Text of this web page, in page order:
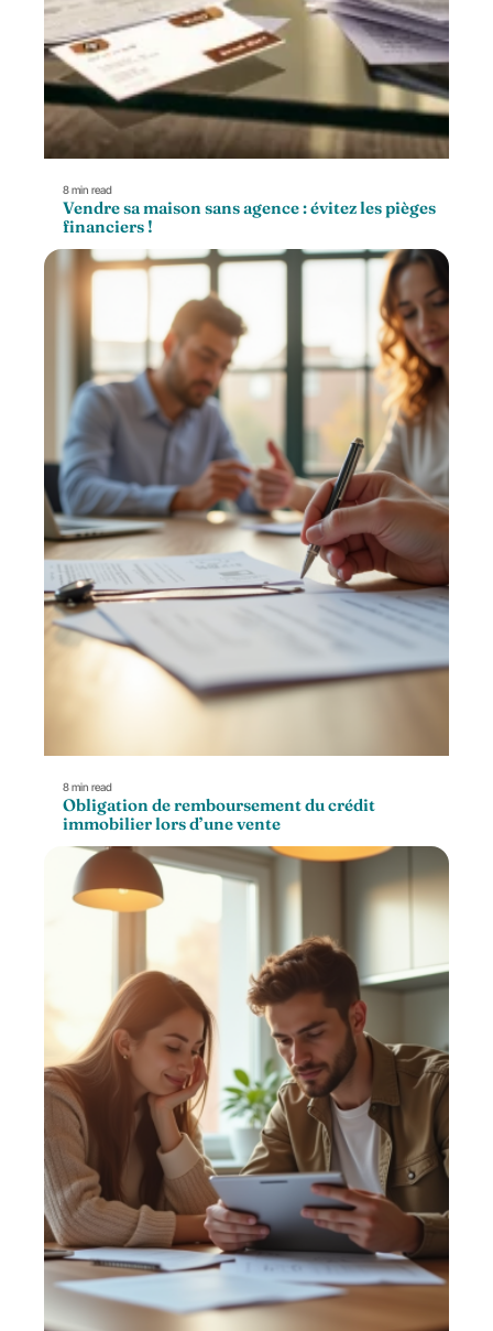
8 min read
Vendre sa maison sans agence : évitez les pièges
financiers !
8 min read
Obligation de remboursement du crédit
immobilier lors d’une vente